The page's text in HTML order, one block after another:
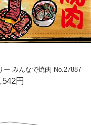
ー みんなで焼肉 No.27887
円